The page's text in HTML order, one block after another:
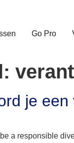
Go Pro
je
a responsible